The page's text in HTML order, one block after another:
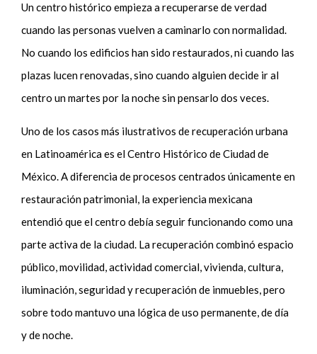
Un centro histórico empieza a recuperarse de verdad
cuando las personas vuelven a caminarlo con normalidad.
No cuando los edificios han sido restaurados, ni cuando las
plazas lucen renovadas, sino cuando alguien decide ir al
centro un martes por la noche sin pensarlo dos veces.
Uno de los casos más ilustrativos de recuperación urbana
en Latinoamérica es el Centro Histórico de Ciudad de
México. A diferencia de procesos centrados únicamente en
restauración patrimonial, la experiencia mexicana
entendió que el centro debía seguir funcionando como una
parte activa de la ciudad. La recuperación combinó espacio
público, movilidad, actividad comercial, vivienda, cultura,
iluminación, seguridad y recuperación de inmuebles, pero
sobre todo mantuvo una lógica de uso permanente, de día
y de noche.